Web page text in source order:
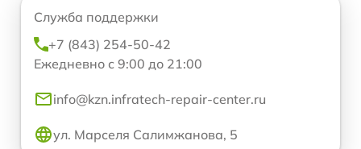
Служба поддержки
+7 (843) 254-50-42
Ежедневно с 9:00 до 21:00
info@kzn.infratech-repair-center.ru
ул. Марселя Салимжанова, 5